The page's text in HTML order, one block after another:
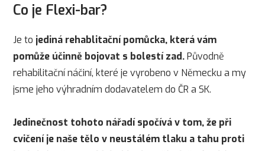
Co je Flexi-bar?
Je to jediná rehablitační pomůcka, která vám
pomůže účinně bojovat s bolestí zad.Původně
rehabilitační náčiní, které je vyrobeno v Německu a my
jsme jeho výhradním dodavatelem do ČR a SK.
Jedinečnost tohoto nářadí spočívá v tom, že při
cvičení je naše tělo v neustálém tlaku a tahu proti